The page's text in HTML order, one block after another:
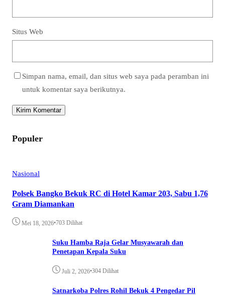
Situs Web
Simpan nama, email, dan situs web saya pada peramban ini
untuk komentar saya berikutnya.
Populer
Nasional
Polsek Bangko Bekuk RC di Hotel Kamar 203, Sabu 1,76
Gram Diamankan
Mei 18, 2026•703 Dilihat
Suku Hamba Raja Gelar Musyawarah dan
Penetapan Kepala Suku
Juli 2, 2026•304 Dilihat
Satnarkoba Polres Rohil Bekuk 4 Pengedar Pil